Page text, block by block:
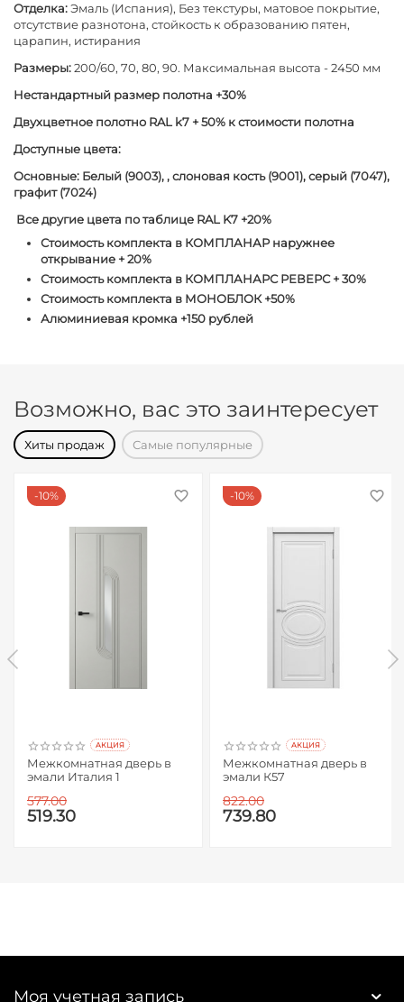
Отделка:Эмаль (Испания), Без текстуры, матовое покрытие,
отсутствие разнотона, стойкость к образованию пятен,
царапин, истирания
Размеры:200/60, 70, 80, 90. Максимальная высота - 2450 мм
Нестандартный размер полотна +30%
Двухцветное полотно RAL k7 + 50% к стоимости полотна
Доступные цвета:
Основные: Белый (9003), , слоновая кость (9001), серый (7047),
графит (7024)
Все другие цвета по таблице RAL K7 +20%
Стоимость комплекта в КОМПЛАНАР наружнее
открывание + 20%
Стоимость комплекта в КОМПЛАНАРС РЕВЕРС + 30%
Стоимость комплекта в МОНОБЛОК +50%
Алюминиевая кромка +150 рублей
Возможно, вас это заинтересует
Хиты продаж Самые популярные
10%
AКЦИЯ
Межкомнатная дверь в
эмали Италия 1
577.00
519.30
10%
AКЦИЯ
Межкомнатная дверь в
эмали К57
822.00
739.80
Моя учетная запись